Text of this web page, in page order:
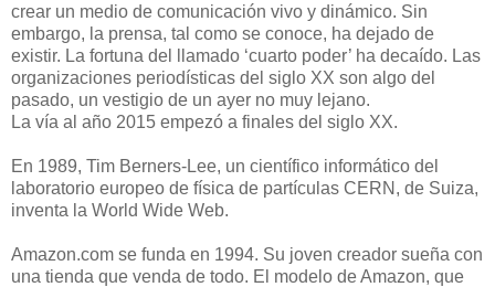
crear un medio de comunicación vivo y dinámico. Sin
embargo, la prensa, tal como se conoce, ha dejado de
existir. La fortuna del llamado ‘cuarto poder’ ha decaído. Las
organizaciones periodísticas del siglo XX son algo del
pasado, un vestigio de un ayer no muy lejano.
La vía al año 2015 empezó a finales del siglo XX.
En 1989, Tim Berners-Lee, un científico informático del
laboratorio europeo de física de partículas CERN, de Suiza,
inventa la World Wide Web.
Amazon.com se funda en 1994. Su joven creador sueña con
una tienda que venda de todo. El modelo de Amazon, que